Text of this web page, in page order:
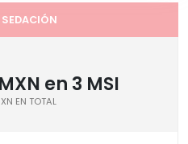
MXN en 3 MSI
EN TOTAL